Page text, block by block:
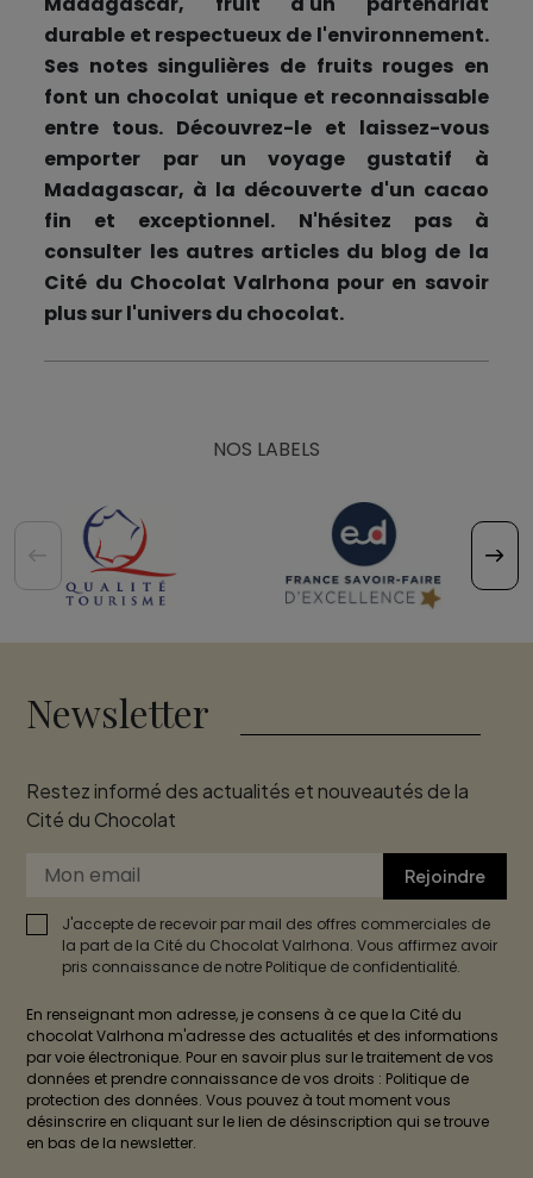
durable et respectueux de l'environnement.
Ses notes singulières de fruits rouges en
font un chocolat unique et reconnaissable
entre tous. Découvrez-le et laissez-vous
emporter par un voyage gustatif à
Madagascar, à la découverte d'un cacao
fin et exceptionnel. N'hésitez pas à
consulter les autres articles du blog de la
Cité du Chocolat Valrhona pour en savoir
plus sur l'univers du chocolat.
NOS LABELS
Newsletter
Restez informé des actualités et nouveautés de la
Cité du Chocolat
Rejoindre
J'accepte de recevoir par mail des offres commerciales de
la part de la Cité du Chocolat Valrhona. Vous affirmez avoir
pris connaissance de notre Politique de confidentialité.
En renseignant mon adresse, je consens à ce que la Cité du
chocolat Valrhona m'adresse des actualités et des informations
par voie électronique. Pour en savoir plus sur le traitement de vos
données et prendre connaissance de vos droits : Politique de
protection des données. Vous pouvez à tout moment vous
désinscrire en cliquant sur le lien de désinscription qui se trouve
en bas de la newsletter.